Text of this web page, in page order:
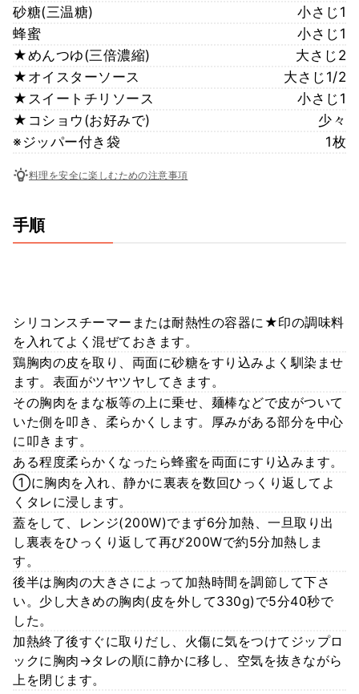
砂糖(三温糖)
小さじ1
蜂蜜
小さじ1
★めんつゆ(三倍濃縮)
大さじ2
★オイスターソース
大さじ1/2
★スイートチリソース
小さじ1
★コショウ(お好みで)
少々
※ジッパー付き袋
1枚
料理を安全に楽しむための注意事項
手順
シリコンスチーマーまたは耐熱性の容器に★印の調味料
を入れてよく混ぜておきます。
鶏胸肉の皮を取り、両面に砂糖をすり込みよく馴染ませ
ます。表面がツヤツヤしてきます。
その胸肉をまな板等の上に乗せ、麺棒などで皮がついて
いた側を叩き、柔らかくします。厚みがある部分を中心
に叩きます。
ある程度柔らかくなったら蜂蜜を両面にすり込みます。
①に胸肉を入れ、静かに裏表を数回ひっくり返してよ
くタレに浸します。
蓋をして、レンジ(200W)でまず6分加熱、一旦取り出
し裏表をひっくり返して再び200Wで約5分加熱しま
す。
後半は胸肉の大きさによって加熱時間を調節して下さ
い。少し大きめの胸肉(皮を外して330g)で5分40秒で
した。
加熱終了後すぐに取りだし、火傷に気をつけてジップロ
ックに胸肉→タレの順に静かに移し、空気を抜きながら
上を閉じます。